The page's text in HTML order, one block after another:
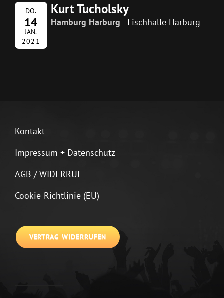
DO.
14
JAN.
2021
Kurt Tucholsky
Hamburg Harburg Fischhalle Harburg
Kontakt
Impressum + Datenschutz
AGB / WIDERRUF
Cookie-Richtlinie (EU)
VERTRAG WIDERRUFEN